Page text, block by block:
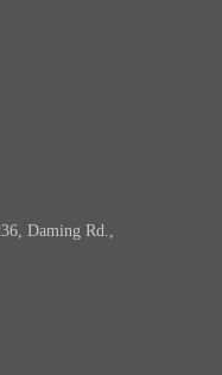
Daming Rd.,